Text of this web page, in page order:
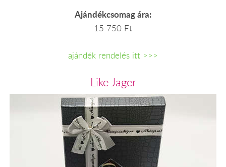
Ajándékcsomag ára:
15 750 Ft
ajándék rendelés itt >>>
Like Jager